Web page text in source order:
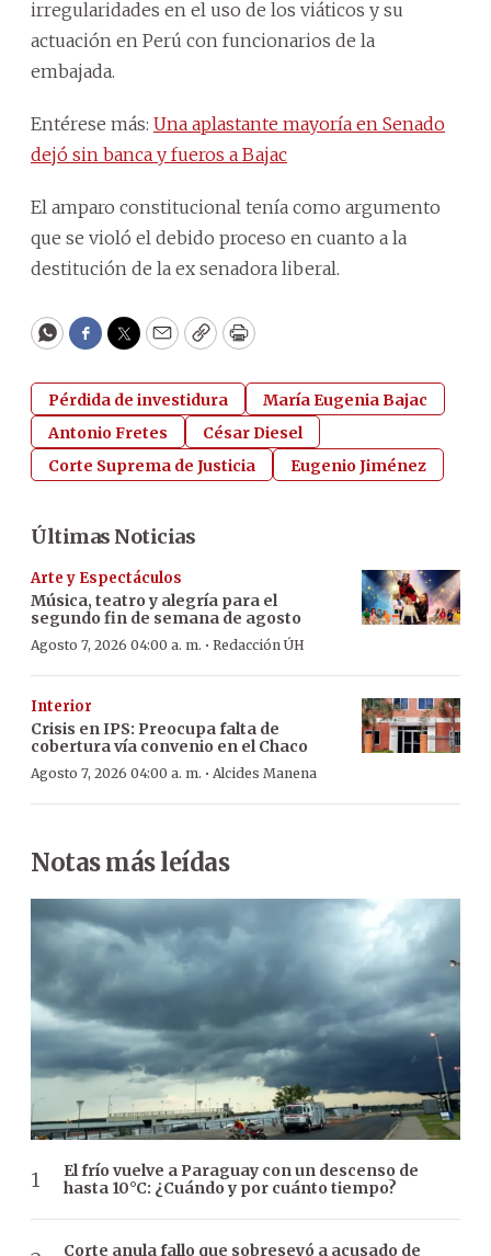
irregularidades en el uso de los viáticos y su
actuación en Perú con funcionarios de la
embajada.
Entérese más: Una aplastante mayoría en Senado
dejó sin banca y fueros a Bajac
El amparo constitucional tenía como argumento
que se violó el debido proceso en cuanto a la
destitución de la ex senadora liberal.
WhatsApp
Facebook
Twitter
EmailCopyPrint
Pérdida de investidura
María Eugenia Bajac
Antonio Fretes
César Diesel
Corte Suprema de Justicia
Eugenio Jiménez
Últimas Noticias
Arte y Espectáculos
Música, teatro y alegría para el
segundo fin de semana de agosto
Agosto 7, 2026 04:00 a. m. · Redacción ÚH
Interior
Crisis en IPS: Preocupa falta de
cobertura vía convenio en el Chaco
Agosto 7, 2026 04:00 a. m. · Alcides Manena
Notas más leídas
El frío vuelve a Paraguay con un descenso de
hasta 10°C: ¿Cuándo y por cuánto tiempo?
Corte anula fallo que sobreseyó a acusado de